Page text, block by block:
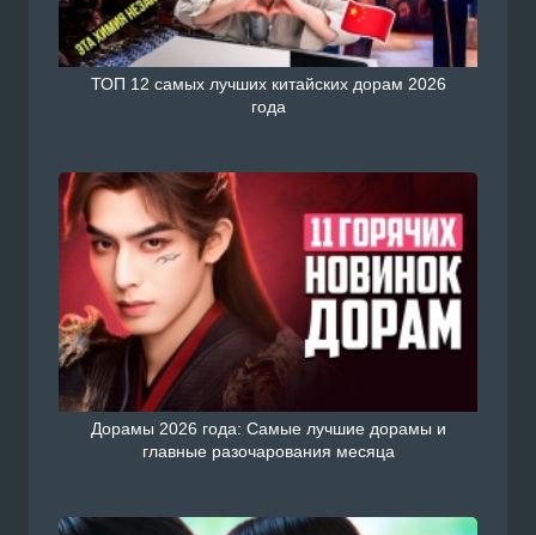
ТОП 12 самых лучших китайских дорам 2026
года
Дорамы 2026 года: Самые лучшие дорамы и
главные разочарования месяца